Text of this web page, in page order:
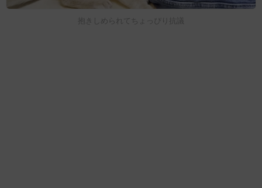
抱きしめられてちょっぴり抗議